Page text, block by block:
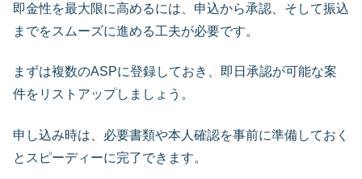
即金性を最大限に高めるには、申込から承認、そして振込
までをスムーズに進める工夫が必要です。
まずは複数のASPに登録しておき、即日承認が可能な案
件をリストアップしましょう。
申し込み時は、必要書類や本人確認を事前に準備しておく
とスピーディーに完了できます。